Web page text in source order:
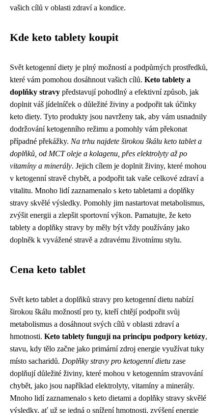
vašich cílů v oblasti zdraví a kondice.
Kde keto tablety koupit
Svět ketogenní diety je plný možností a podpůrných prostředků,
které vám pomohou dosáhnout vašich cílů. Keto tablety a
doplňky stravy představují pohodlný a efektivní způsob, jak
doplnit váš jídelníček o důležité živiny a podpořit tak účinky
keto diety. Tyto produkty jsou navrženy tak, aby vám usnadnily
dodržování ketogenního režimu a pomohly vám překonat
případné překážky. Na trhu najdete širokou škálu keto tablet a
doplňků, od MCT oleje a kolagenu, přes elektrolyty až po
vitamíny a minerály. Jejich cílem je doplnit živiny, které mohou
v ketogenní stravě chybět, a podpořit tak vaše celkové zdraví a
vitalitu. Mnoho lidí zaznamenalo s keto tabletami a doplňky
stravy skvělé výsledky. Pomohly jim nastartovat metabolismus,
zvýšit energii a zlepšit sportovní výkon. Pamatujte, že keto
tablety a doplňky stravy by měly být vždy používány jako
doplněk k vyvážené stravě a zdravému životnímu stylu.
Cena keto tablet
Svět keto tablet a doplňků stravy pro ketogenní dietu nabízí
širokou škálu možností pro ty, kteří chtějí podpořit svůj
metabolismus a dosáhnout svých cílů v oblasti zdraví a
hmotnosti. Keto tablety fungují na principu podpory ketózy,
stavu, kdy tělo začne jako primární zdroj energie využívat tuky
místo sacharidů. Doplňky stravy pro ketogenní dietu zase
doplňují důležité živiny, které mohou v ketogenním stravování
chybět, jako jsou například elektrolyty, vitamíny a minerály.
Mnoho lidí zaznamenalo s keto dietami a doplňky stravy skvělé
výsledky, ať už se jedná o snížení hmotnosti, zvýšení energie